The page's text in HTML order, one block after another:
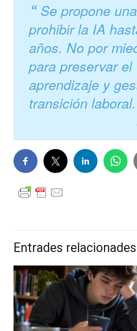
Se propone
prohibir la IA
años. No por
para preservar el
aprendizaje y
transición
Entrades relacionades